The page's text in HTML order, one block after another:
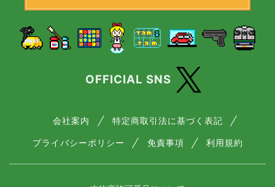
OFFICIAL SNS
会社案内 特定商取引法に基づく表記
プライバシーポリシー 免責事項 利用規約